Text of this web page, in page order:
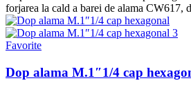
forjarea la cald a barei de alama CW617,
Favorite
Dop alama M.1″1/4 cap